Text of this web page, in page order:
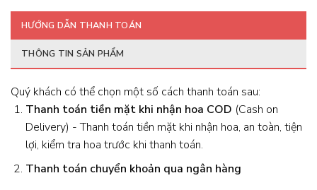
HƯỚNG DẪN THANH TOÁN
THÔNG TIN SẢN PHẨM
Quý khách có thể chọn một số cách thanh toán sau:
Thanh toán tiền mặt khi nhận hoa COD (Cash on
Delivery) - Thanh toán tiền mặt khi nhận hoa, an toàn, tiện
lợi, kiểm tra hoa trước khi thanh toán.
Thanh toán chuyển khoản qua ngân hàng